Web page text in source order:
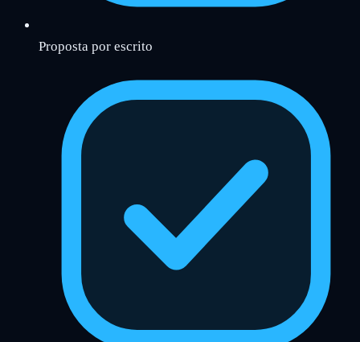
Proposta por escrito